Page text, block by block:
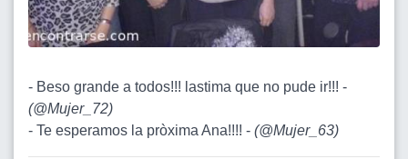
- Beso grande a todos!!! lastima que no pude ir!!! -
(@Mujer_72)
- Te esperamos la pròxima Ana!!!! - (@Mujer_63)